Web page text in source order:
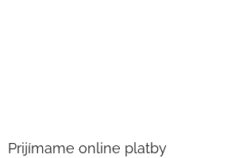
Prijímame online platby